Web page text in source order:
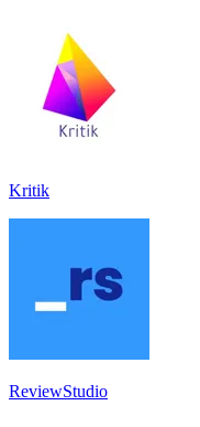
Kritik
ReviewStudio